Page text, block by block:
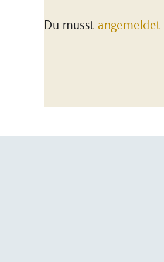
Du musstangemeldet